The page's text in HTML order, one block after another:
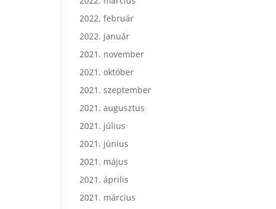
2022. február
2022. január
2021. november
2021. október
2021. szeptember
2021. augusztus
2021. július
2021. június
2021. május
2021. április
2021. március